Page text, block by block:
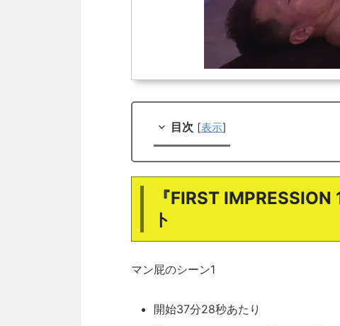
目次 [表示]
『FIRST
ト
マン屁のシーン1
開始37分28秒あたり